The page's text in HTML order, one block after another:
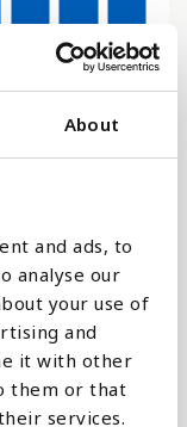
About
and ads, to
analyse our
your use of
and
it with other
them or that
services.
2023 2024